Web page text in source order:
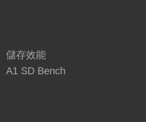
儲存效能
A1 SD Bench